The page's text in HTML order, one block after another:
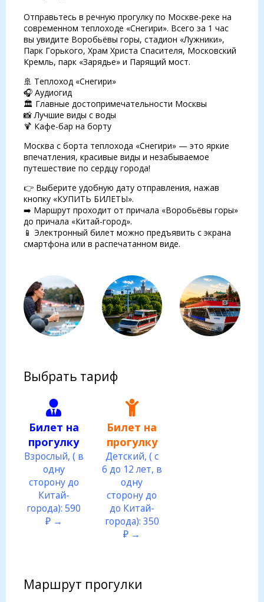
Отправьтесь в речную прогулку по Москве-реке на
современном теплоходе «Снегири». Всего за 1 час
вы увидите Воробьёвы горы, стадион «Лужники»,
Парк Горького, Храм Христа Спасителя, Московский
Кремль, парк «Зарядье» и Парящий мост.
🚢 Теплоход «Снегири»
🎧 Аудиогид
🏛 Главные достопримечательности Москвы
📸 Лучшие виды с воды
🍹 Кафе-бар на борту
Москва с борта теплохода «Снегири» — это яркие
впечатления, красивые виды и незабываемое
путешествие по сердцу города!
👉 Выберите удобную дату отправления, нажав
кнопку «КУПИТЬ БИЛЕТЫ».
➡️ Маршрут проходит от причала «Воробьёвы горы»
до причала «Китай-город».
📱 Электронный билет можно предъявить с экрана
смартфона или в распечатанном виде.
Выбрать тариф
Билет на
прогулку
Взрослый, ( в
одну
сторону до
Китай-
города): 590
₽ →
Билет на
прогулку
Детский, ( с
6 до 12 лет, в
одну
сторону до
до Китай-
города): 350
₽ →
Маршрут прогулки